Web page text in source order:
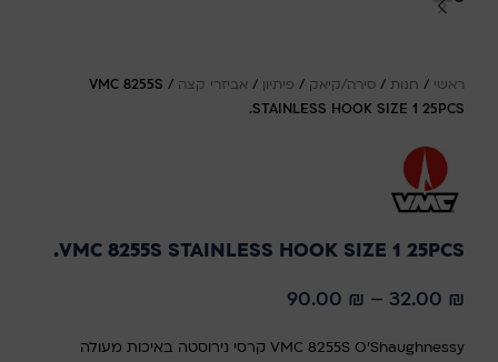
ראשי / חנות / סירה/קיאק / פיתיון / אביזרי קצה /
VMC 8255S
STAINLESS HOOK SIZE 1 25PCS.
VMC 8255S STAINLESS HOOK SIZE 1 25PCS.
32.00 ₪
–
90.00 ₪
VMC 8255S O'Shaughnessy קרסי נירוסטה באיכות מעולה